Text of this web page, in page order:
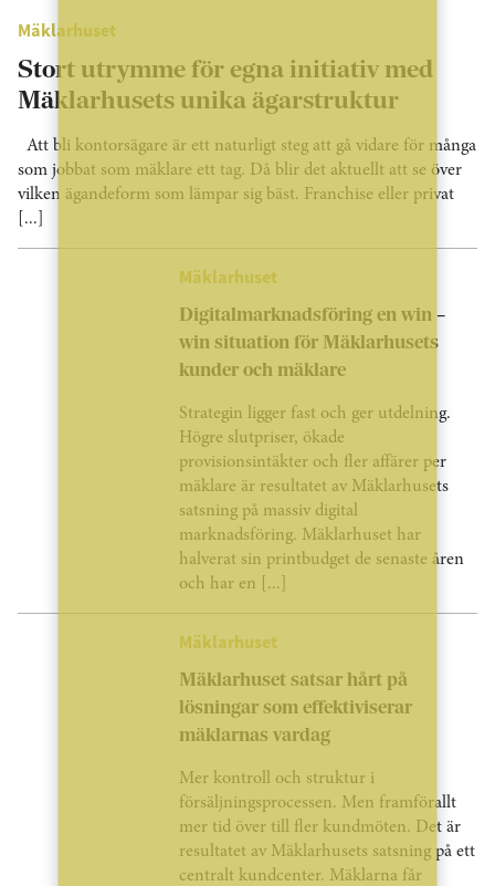
Mäklarhuset
Stort utrymme för egna initiativ med
Mäklarhusets unika ägarstruktur
Att bli kontorsägare är ett naturligt steg att gå vidare för många
som jobbat som mäklare ett tag. Då blir det aktuellt att se över
vilken ägandeform som lämpar sig bäst. Franchise eller privat
[...]
Mäklarhuset
Digitalmarknadsföring en win –
win situation för Mäklarhusets
kunder och mäklare
Strategin ligger fast och ger utdelning.
Högre slutpriser, ökade
provisionsintäkter och fler affärer per
mäklare är resultatet av Mäklarhusets
satsning på massiv digital
marknadsföring. Mäklarhuset har
halverat sin printbudget de senaste åren
och har en [...]
Mäklarhuset
Mäklarhuset satsar hårt på
lösningar som effektiviserar
mäklarnas vardag
Mer kontroll och struktur i
försäljningsprocessen. Men framförallt
mer tid över till fler kundmöten. Det är
resultatet av Mäklarhusets satsning på ett
centralt kundcenter. Mäklarna får